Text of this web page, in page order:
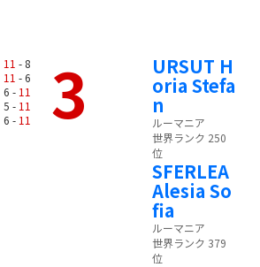
11 - 8
11 - 6
6 - 11
5 - 11
6 - 11 3 URSUT H
oria Stefa
n
ルーマニア
世界ランク 250
位
SFERLEA
Alesia So
fia
ルーマニア
世界ランク 379
位